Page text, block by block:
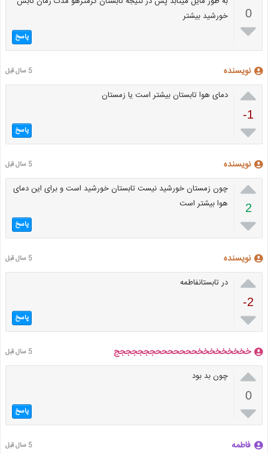
0

خورشید بیشتر
پاسخ
نویسنده 5 سال قبل

-1

دمای هوا تابستان بیشتر است یا زمستان
پاسخ
نویسنده 5 سال قبل

2

چون زمستان خورشید نیست تابستان خورشید است و برای این دمای
هوا بیشتر است
پاسخ
نویسنده 5 سال قبل

-2

در تابستانفاطمه
پاسخ
خخخخخخخخخحححححححججججججج 5 سال قبل

0

چون بد بود
پاسخ
فاطمه 5 سال قبل